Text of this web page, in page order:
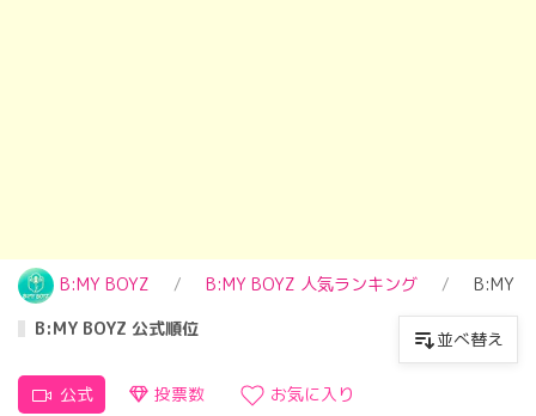
B:MY BOYZ B:MY BOYZ 人気ランキング
B:MY
B:MY BOYZ 公式順位
並べ替え
公式 投票数 お気に入り